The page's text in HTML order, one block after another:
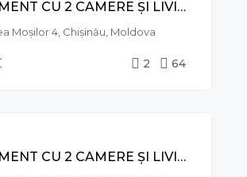
APARTAMENT CU 2 CAMERE ȘI LIVING, STR. CALEA MOȘILOR, RÂȘCANI
Moşilor 4, Chișinău, Moldova
2 64
APARTAMENT CU 2 CAMERE ȘI LIVING, STR. GHEORGHE ASACHI, CENTRU